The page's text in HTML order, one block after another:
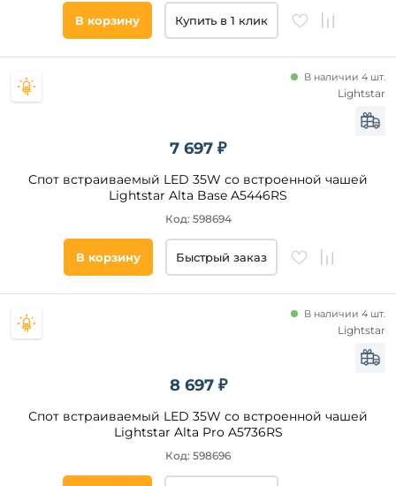
В корзину Купить в 1 клик
7 697 ₽
Спот встраиваемый LED 35W со встроенной чашей
Lightstar Alta Base A5446RS
В наличии 4 шт.
Код: 598694
Lightstar
В корзину Быстрый заказ
8 697 ₽
Спот встраиваемый LED 35W со встроенной чашей
Lightstar Alta Pro A5736RS
В наличии 4 шт.
Код: 598696
Lightstar